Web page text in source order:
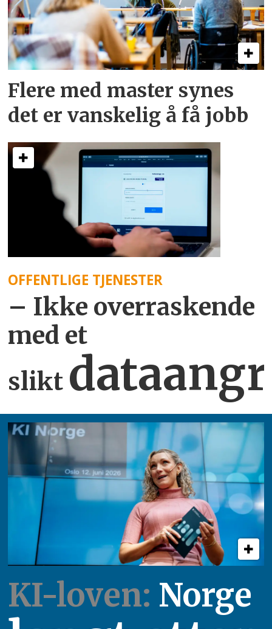
Flere med master synes
det er vanskelig å få jobb
OFFENTLIGE TJENESTER
– Ikke overraskende
med et
slikt
KI-loven: Norge